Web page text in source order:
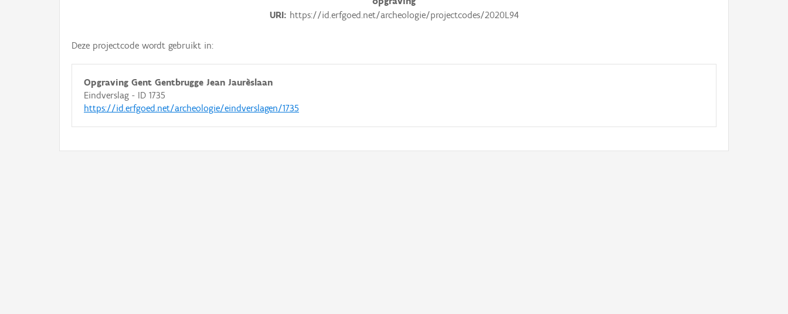
URI
https://id.erfgoed.net/archeologie/projectcodes/2020L94
Deze projectcode wordt gebruikt in:
Opgraving Gent Gentbrugge Jean Jaurèslaan
Eindverslag - ID 1735
https://id.erfgoed.net/archeologie/eindverslagen/1735